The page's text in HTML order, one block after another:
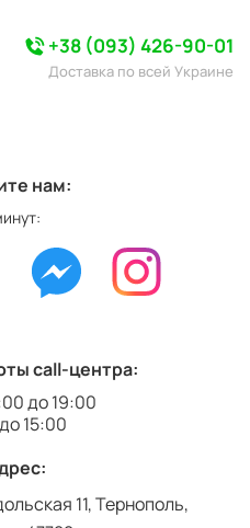
+38 (093) 426-90-01
Доставка по всей Украине
call-центра:
до 19:00
15:00
11, Тернополь,
нам: